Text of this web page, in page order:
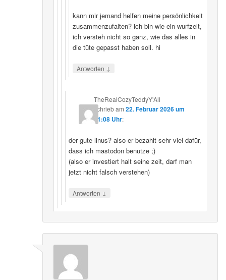
kann mir jemand helfen meine persönlichkeit
zusammenzufalten? ich bin wie ein wurfzelt,
ich versteh nicht so ganz, wie das alles in
die tüte gepasst haben soll. hi
Antworten ↓
TheRealCozyTeddyY'All
schriebam22. Februar 2026 um
21:08 Uhr:
der gute linus? also er bezahlt sehr viel dafür,
dass ich mastodon benutze ;)
(also er investiert halt seine zeit, darf man
jetzt nicht falsch verstehen)
Antworten ↓